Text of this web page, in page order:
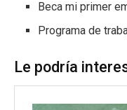
Beca mi primer
Programa de
Le podría